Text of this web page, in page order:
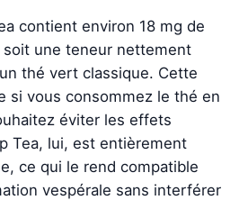
contient environ 18 mg de
une teneur nettement
thé vert classique. Cette
si vous consommez le thé en
éviter les effets
Tea, lui, est entièrement
ce qui le rend compatible
vespérale sans interférer